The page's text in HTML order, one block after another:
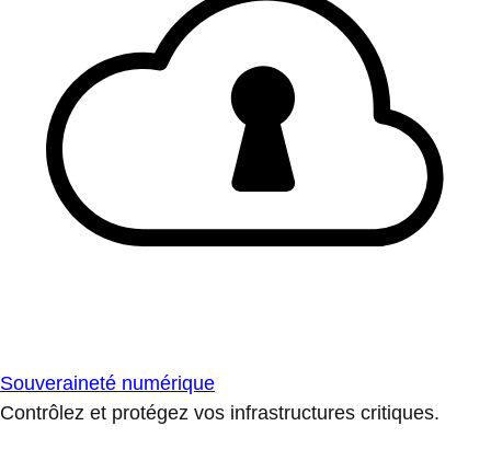
Souveraineté numérique
Contrôlez et protégez vos infrastructures critiques.